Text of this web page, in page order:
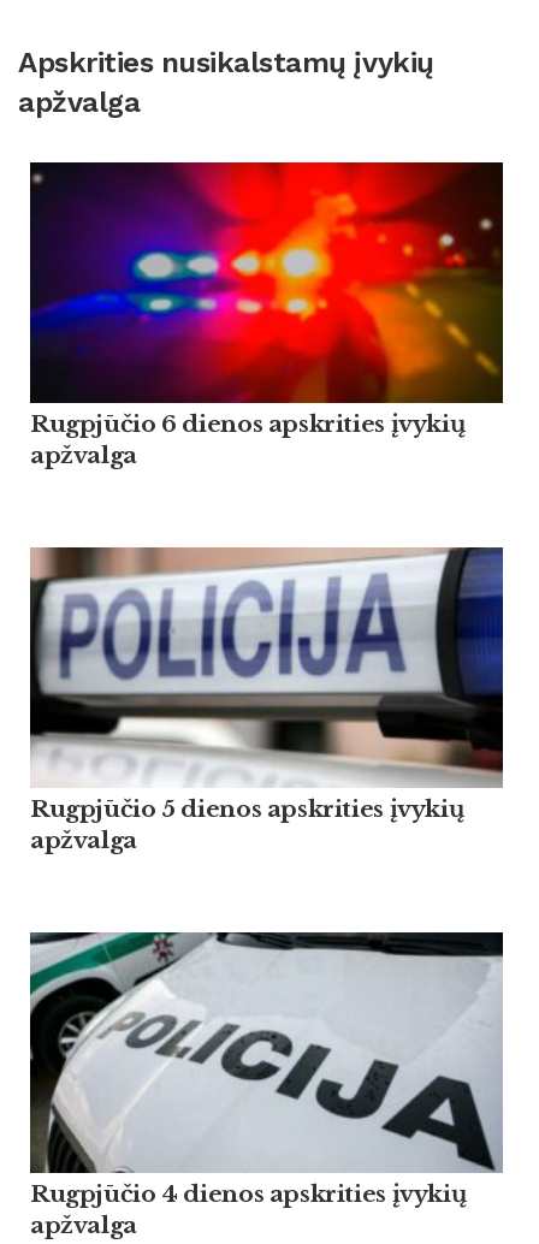
Apskrities nusikalstamų įvykių
apžvalga
Rugpjūčio 6 dienos apskrities įvykių
apžvalga
Rugpjūčio 5 dienos apskrities įvykių
apžvalga
Rugpjūčio 4 dienos apskrities įvykių
apžvalga